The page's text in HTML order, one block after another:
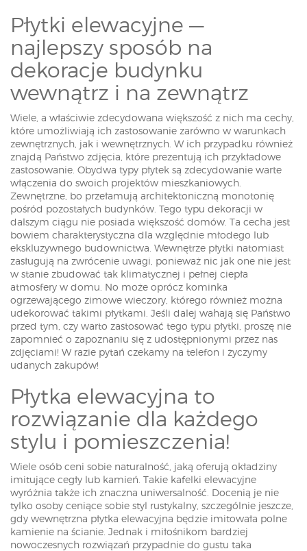
Płytki elewacyjne —
najlepszy sposób na
dekoracje budynku
wewnątrz i na zewnątrz
Wiele, a właściwie zdecydowana większość z nich ma cechy,
które umożliwiają ich zastosowanie zarówno w warunkach
zewnętrznych, jak i wewnętrznych. W ich przypadku również
znajdą Państwo zdjęcia, które prezentują ich przykładowe
zastosowanie. Obydwa typy płytek są zdecydowanie warte
włączenia do swoich projektów mieszkaniowych.
Zewnętrzne, bo przełamują architektoniczną monotonię
pośród pozostałych budynków. Tego typu dekoracji w
dalszym ciągu nie posiada większość domów. Ta cecha jest
bowiem charakterystyczna dla względnie młodego lub
ekskluzywnego budownictwa. Wewnętrze płytki natomiast
zasługują na zwrócenie uwagi, ponieważ nic jak one nie jest
w stanie zbudować tak klimatycznej i pełnej ciepła
atmosfery w domu. No może oprócz kominka
ogrzewającego zimowe wieczory, którego również można
udekorować takimi płytkami. Jeśli dalej wahają się Państwo
przed tym, czy warto zastosować tego typu płytki, proszę nie
zapomnieć o zapoznaniu się z udostępnionymi przez nas
zdjęciami! W razie pytań czekamy na telefon i życzymy
udanych zakupów!
Płytka elewacyjna to
rozwiązanie dla każdego
stylu i pomieszczenia!
Wiele osób ceni sobie naturalność, jaką oferują okładziny
imitujące cegły lub kamień. Takie kafelki elewacyjne
wyróżnia także ich znaczna uniwersalność. Docenią je nie
tylko osoby ceniące sobie styl rustykalny, szczególnie jeszcze,
gdy wewnętrzna płytka elewacyjna będzie imitowała polne
kamienie na ścianie. Jednak i miłośnikom bardziej
nowoczesnych rozwiązań przypadnie do gustu taka